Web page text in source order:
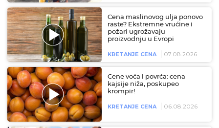
Cena maslinovog ulja ponovo
raste? Ekstremne vrućine i
požari ugrožavaju
proizvodnju u Evropi
KRETANJE CENA 07.08.2026
Cene voća i povrća: cena
kajsije niža, poskupeo
krompir!
KRETANJE CENA 06.08.2026